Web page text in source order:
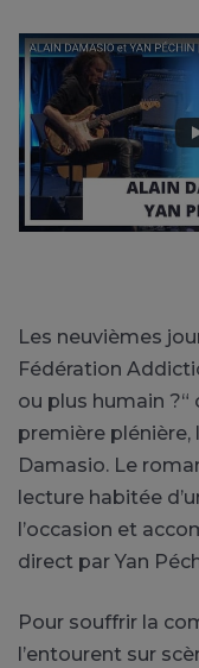
Les neuvièmes
Fédération
ou plus humain
première plénière,
Damasio. Le
lecture habitée
l’occasion et
direct par Yan
Pour souffrir la
l’entourent sur